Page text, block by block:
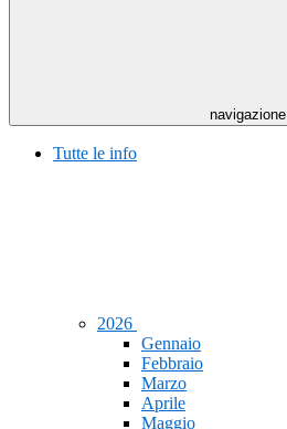
navigazione
Tutte le info
2026
Gennaio
Febbraio
Marzo
Aprile
Maggio